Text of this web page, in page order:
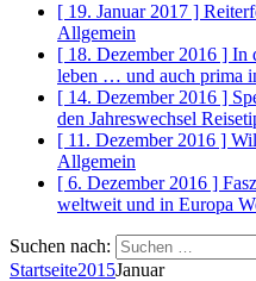
[ 19. Januar 2017 ]
Allgemein
[ 18. Dezember 2016 ] In
leben … und auch prima
[ 14. Dezember 2016 ]
den Jahreswechsel
[ 11. Dezember 2016 ]
Allgemein
[ 6. Dezember 2016 ]
weltweit und in Europa
Suchen nach:
Startseite2015Januar